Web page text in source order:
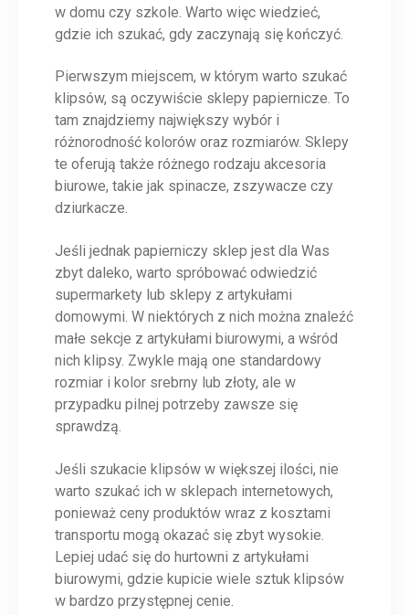
w domu czy szkole. Warto więc wiedzieć,
gdzie ich szukać, gdy zaczynają się kończyć.
Pierwszym miejscem, w którym warto szukać
klipsów, są oczywiście sklepy papiernicze. To
tam znajdziemy największy wybór i
różnorodność kolorów oraz rozmiarów. Sklepy
te oferują także różnego rodzaju akcesoria
biurowe, takie jak spinacze, zszywacze czy
dziurkacze.
Jeśli jednak papierniczy sklep jest dla Was
zbyt daleko, warto spróbować odwiedzić
supermarkety lub sklepy z artykułami
domowymi. W niektórych z nich można znaleźć
małe sekcje z artykułami biurowymi, a wśród
nich klipsy. Zwykle mają one standardowy
rozmiar i kolor srebrny lub złoty, ale w
przypadku pilnej potrzeby zawsze się
sprawdzą.
Jeśli szukacie klipsów w większej ilości, nie
warto szukać ich w sklepach internetowych,
ponieważ ceny produktów wraz z kosztami
transportu mogą okazać się zbyt wysokie.
Lepiej udać się do hurtowni z artykułami
biurowymi, gdzie kupicie wiele sztuk klipsów
w bardzo przystępnej cenie.